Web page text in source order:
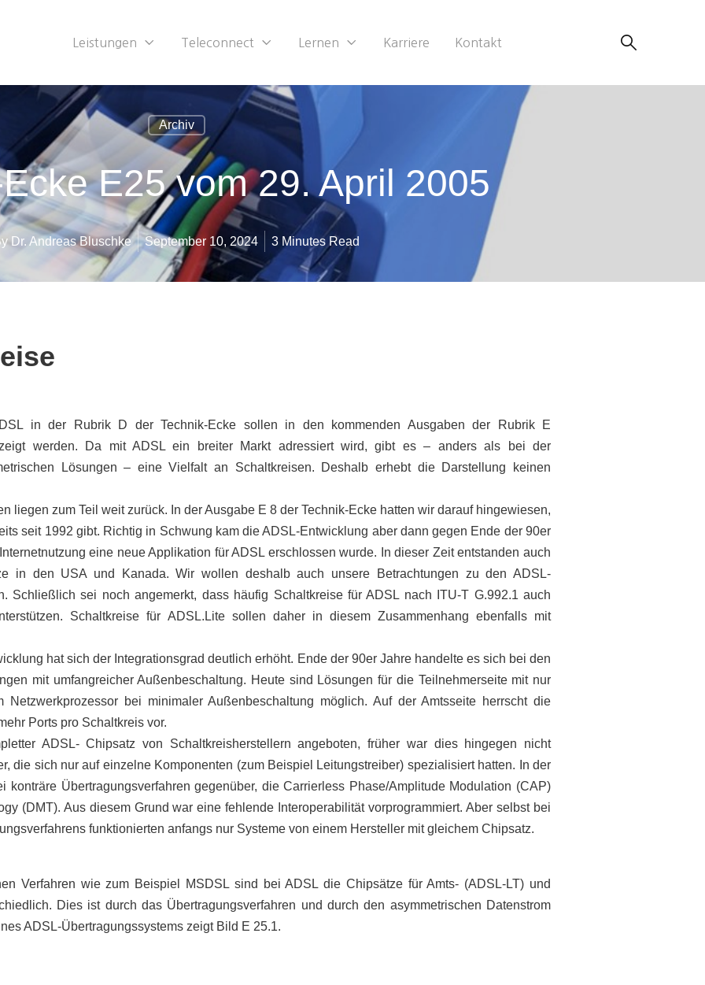
Leistungen Teleconnect Lernen Karriere Kontakt
Archiv
E25 vom 29. April 2005
Dr. Andreas Bluschke September 10, 2024 3 Minutes Read
in der Rubrik D der Technik-Ecke sollen in den kommenden Ausgaben der Rubrik E
werden. Da mit ADSL ein breiter Markt adressiert wird, gibt es – anders als bei der
Lösungen – eine Vielfalt an Schaltkreisen. Deshalb erhebt die Darstellung keinen
liegen zum Teil weit zurück. In der Ausgabe E 8 der Technik-Ecke hatten wir darauf hingewiesen,
seit 1992 gibt. Richtig in Schwung kam die ADSL-Entwicklung aber dann gegen Ende der 90er
eine neue Applikation für ADSL erschlossen wurde. In dieser Zeit entstanden auch
in den USA und Kanada. Wir wollen deshalb auch unsere Betrachtungen zu den ADSL-
Schließlich sei noch angemerkt, dass häufig Schaltkreise für ADSL nach ITU-T G.992.1 auch
Schaltkreise für ADSL.Lite sollen daher in diesem Zusammenhang ebenfalls mit
hat sich der Integrationsgrad deutlich erhöht. Ende der 90er Jahre handelte es sich bei den
mit umfangreicher Außenbeschaltung. Heute sind Lösungen für die Teilnehmerseite mit nur
Netzwerkprozessor bei minimaler Außenbeschaltung möglich. Auf der Amtsseite herrscht die
Ports pro Schaltkreis vor.
ADSL- Chipsatz von Schaltkreisherstellern angeboten, früher war dies hingegen nicht
die sich nur auf einzelne Komponenten (zum Beispiel Leitungstreiber) spezialisiert hatten. In der
konträre Übertragungsverfahren gegenüber, die Carrierless Phase/Amplitude Modulation (CAP)
(DMT). Aus diesem Grund war eine fehlende Interoperabilität vorprogrammiert. Aber selbst bei
funktionierten anfangs nur Systeme von einem Hersteller mit gleichem Chipsatz.
Verfahren wie zum Beispiel MSDSL sind bei ADSL die Chipsätze für Amts- (ADSL-LT) und
Dies ist durch das Übertragungsverfahren und durch den asymmetrischen Datenstrom
ADSL-Übertragungssystems zeigt Bild E 25.1.